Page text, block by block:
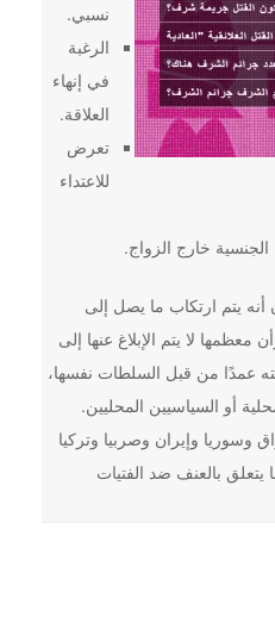
نسبي.
الرغبة
في إنهاء
العلاقة.
تعرض
للاعتداء
الجنسية خارج الزواج.
يتم ارتكاب ما يصل إلى
معظمها لا يتم الإبلاغ عنها إلى
عمدًا من قبل السلطات نفسها،
أو السياسيين المحليين.
وسوريا وإيران وصربيا وتركيا
بالعنف ضد الفتيات